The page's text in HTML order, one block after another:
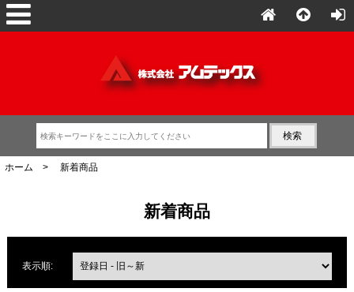
ホーム > 新着商品
新着商品
表示順: